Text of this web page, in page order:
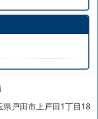
戸田市上戸田1丁目18